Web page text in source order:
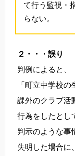
て行う監視・
らない。
２・・・誤り
判例によると、
「町立中学校
課外のクラブ活
行為をしたとし
判示のような事
失明した場合に